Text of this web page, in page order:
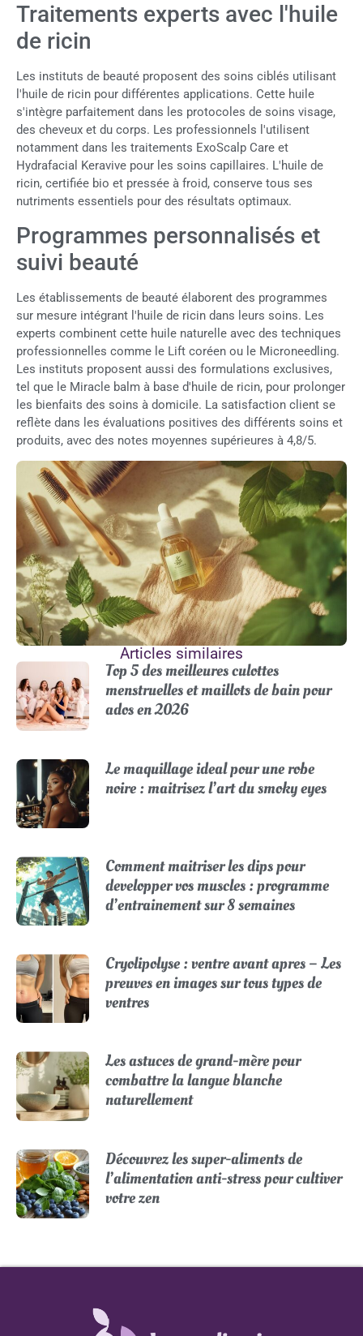
Traitements experts avec l'huile
de ricin
Les instituts de beauté proposent des soins ciblés utilisant
l'huile de ricin pour différentes applications. Cette huile
s'intègre parfaitement dans les protocoles de soins visage,
des cheveux et du corps. Les professionnels l'utilisent
notamment dans les traitements ExoScalp Care et
Hydrafacial Keravive pour les soins capillaires. L'huile de
ricin, certifiée bio et pressée à froid, conserve tous ses
nutriments essentiels pour des résultats optimaux.
Programmes personnalisés et
suivi beauté
Les établissements de beauté élaborent des programmes
sur mesure intégrant l'huile de ricin dans leurs soins. Les
experts combinent cette huile naturelle avec des techniques
professionnelles comme le Lift coréen ou le Microneedling.
Les instituts proposent aussi des formulations exclusives,
tel que le Miracle balm à base d'huile de ricin, pour prolonger
les bienfaits des soins à domicile. La satisfaction client se
reflète dans les évaluations positives des différents soins et
produits, avec des notes moyennes supérieures à 4,8/5.
Articles similaires
Top 5 des meilleures culottes
menstruelles et maillots de bain pour
ados en 2026
Le maquillage ideal pour une robe
noire : maitrisez l’art du smoky eyes
Comment maitriser les dips pour
developper vos muscles : programme
d’entrainement sur 8 semaines
Cryolipolyse : ventre avant apres – Les
preuves en images sur tous types de
ventres
Les astuces de grand-mère pour
combattre la langue blanche
naturellement
Découvrez les super-aliments de
l’alimentation anti-stress pour cultiver
votre zen